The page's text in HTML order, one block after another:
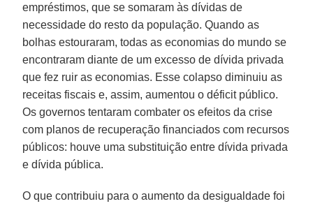
empréstimos, que se somaram às dívidas de
necessidade do resto da população. Quando as
bolhas estouraram, todas as economias do mundo se
encontraram diante de um excesso de dívida privada
que fez ruir as economias. Esse colapso diminuiu as
receitas fiscais e, assim, aumentou o déficit público.
Os governos tentaram combater os efeitos da crise
com planos de recuperação financiados com recursos
públicos: houve uma substituição entre dívida privada
e dívida pública.
O que contribuiu para o aumento da desigualdade foi